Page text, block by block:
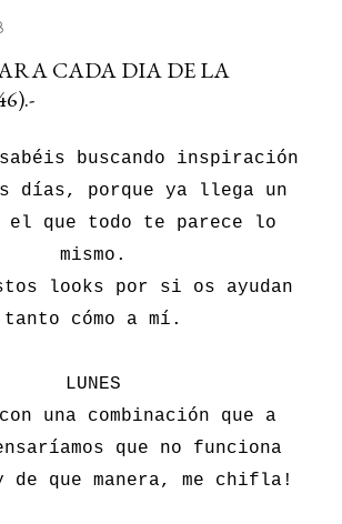
CADA DIA DE LA
buscando inspiración
días, porque ya llega un
el que todo te parece lo
mismo.
looks por si os ayudan
tanto cómo a mí.
LUNES
una combinación que a
que no funciona
que manera, me chifla!